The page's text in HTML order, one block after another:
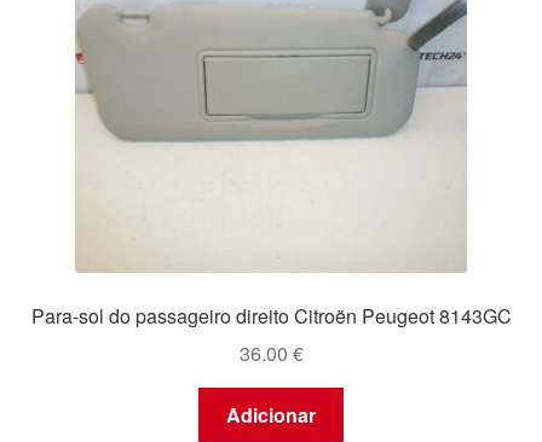
Para-sol do passageiro direito Citroën Peugeot 8143GC
36.00 €
Adicionar